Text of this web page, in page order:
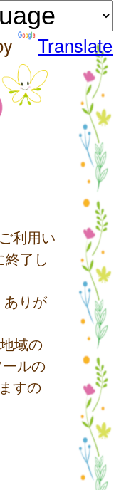
Translate
利用い
了し
りが
域の
ルの
すの